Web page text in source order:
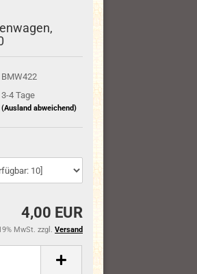
BMW422
3-4 Tage
(Ausland abweichend)
4,00 EUR
MwSt. zzgl. Versand